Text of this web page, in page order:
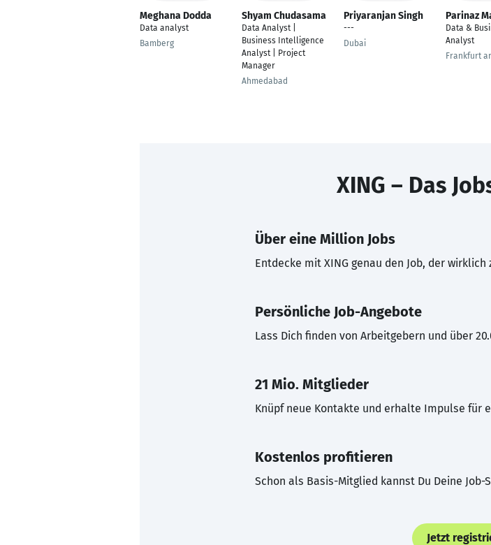
Meghana Dodda
Data analyst
Bamberg
Shyam Chudasama
Data Analyst |
Business Intelligence
Analyst | Project
Manager
Ahmedabad
Priyaranjan Singh
---
Dubai
Parinaz
Data &
Analyst
Frankfurt
XING – Das
Über eine Million Jobs
Entdecke mit XING genau den Job, der wirklich
Persönliche Job-Angebote
Lass Dich finden von Arbeitgebern und über
21 Mio. Mitglieder
Knüpf neue Kontakte und erhalte Impulse für
Kostenlos profitieren
Schon als Basis-Mitglied kannst Du Deine
Jetzt